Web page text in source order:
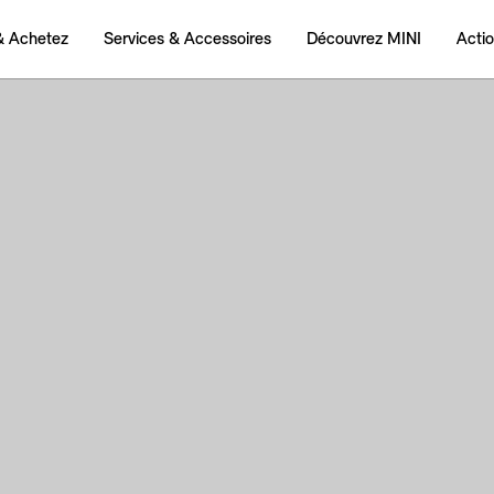
Achetez Services & Accessoires Découvrez MINI